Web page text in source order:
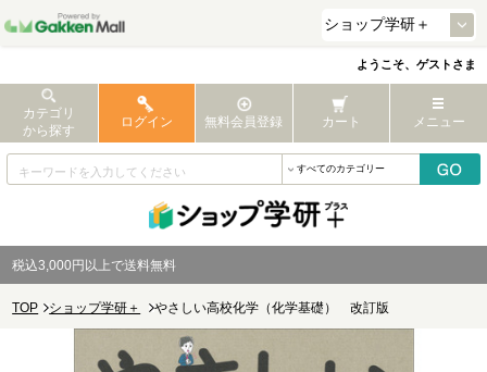
ようこそ、ゲストさま
カテゴリ
から探す
ログイン 無料会員登録 カート メニュー
税込3,000円以上で送料無料
TOP ショップ学研＋ やさしい高校化学（化学基礎） 改訂版